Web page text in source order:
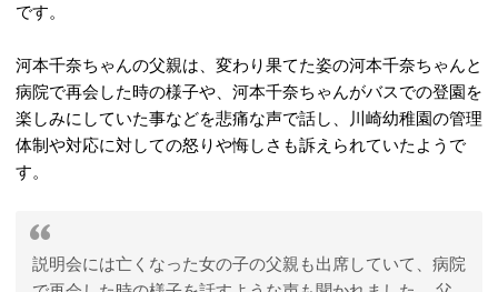
です。
河本千奈ちゃんの父親は、変わり果てた姿の河本千奈ちゃんと
病院で再会した時の様子や、河本千奈ちゃんがバスでの登園を
楽しみにしていた事などを悲痛な声で話し、川崎幼稚園の管理
体制や対応に対しての怒りや悔しさも訴えられていたようで
す。
説明会には亡くなった女の子の父親も出席していて、病院